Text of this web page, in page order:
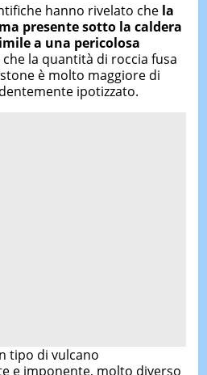
hanno rivelato che la
presente sotto la caldera
a una pericolosa
che la quantità di roccia fusa
è molto maggiore di
ipotizzato.
tipo di vulcano
e imponente, molto diverso